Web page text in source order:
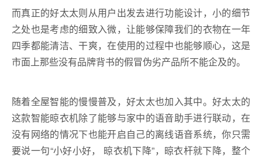
而真正的好太太则从用户出发去进行功能设计，小的细节
之处也是考虑的细致入微，让能够保障我们的衣物在一年
四季都能清洁、干爽，在使用的过程中也能够顺心，这是
市面上那些没有品牌背书的假冒伪劣产品所不能企及的。
随着全屋智能的慢慢普及，好太太也加入其中。好太太的
这款智能晾衣机除了能够与家中的语音助手进行联动，在
没有网络的情况下也能开启自己的离线语音系统，你只需
要说一句“小好小好， 晾衣机下降”，晾衣杆就下降，整个